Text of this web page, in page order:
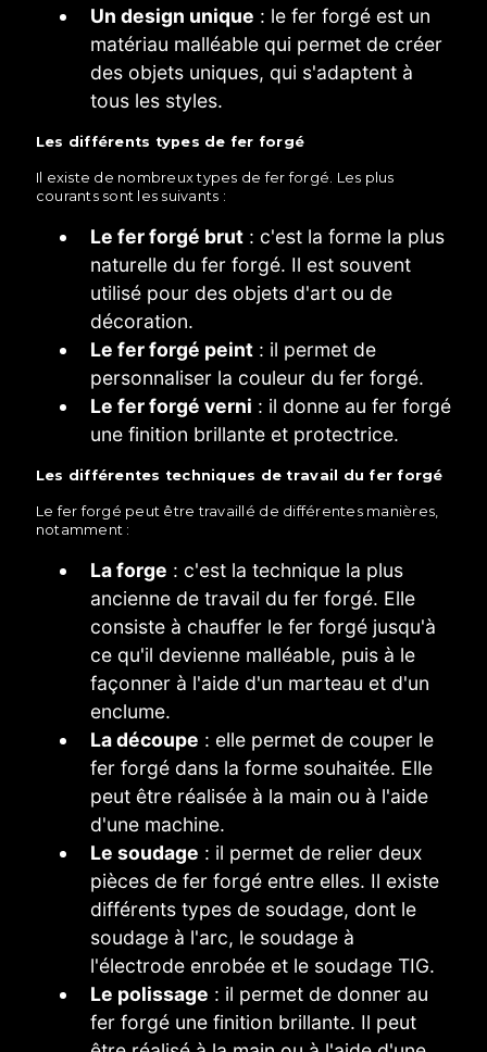
Un design unique : le fer forgé est un
matériau malléable qui permet de créer
des objets uniques, qui s'adaptent à
tous les styles.
Les différents types de fer forgé
Il existe de nombreux types de fer forgé. Les plus
courants sont les suivants :
Le fer forgé brut: c'est la forme la plus
naturelle du fer forgé. Il est souvent
utilisé pour des objets d'art ou de
décoration.
Le fer forgé peint: il permet de
personnaliser la couleur du fer forgé.
Le fer forgé verni : il donne au fer forgé
une finition brillante et protectrice.
Les différentes techniques de travail du fer forgé
Le fer forgé peut être travaillé de différentes manières,
notamment :
La forge : c'est la technique la plus
ancienne de travail du fer forgé. Elle
consiste à chauffer le fer forgé jusqu'à
ce qu'il devienne malléable, puis à le
façonner à l'aide d'un marteau et d'un
enclume.
La découpe : elle permet de couper le
fer forgé dans la forme souhaitée. Elle
peut être réalisée à la main ou à l'aide
d'une machine.
Le soudage : il permet de relier deux
pièces de fer forgé entre elles. Il existe
différents types de soudage, dont le
soudage à l'arc, le soudage à
l'électrode enrobée et le soudage TIG.
Le polissage : il permet de donner au
fer forgé une finition brillante. Il peut